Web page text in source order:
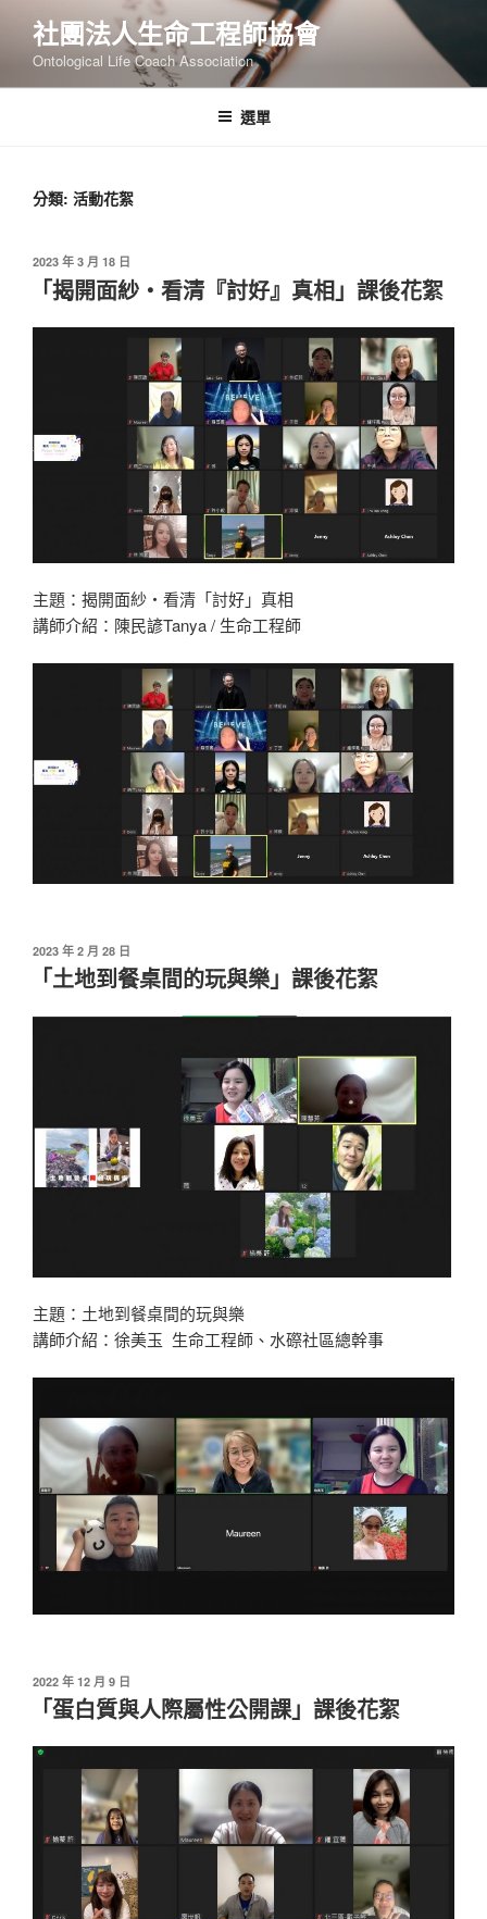
要
社團法人生命工程師協會
Ontological Life Coach Association
選單
分類: 活動花絮
發
2023 年 3 月 18 日
「揭開面紗‧看清『討好』真相」課後花絮
主題：揭開面紗‧看清「討好」真相
講師介紹：陳民諺Tanya / 生命工程師
發
2023 年 2 月 28 日
「土地到餐桌間的玩與樂」課後花絮
主題：土地到餐桌間的玩與樂
講師介紹：徐美玉 生命工程師、水磜社區總幹事
發
2022 年 12 月 9 日
「蛋白質與人際屬性公開課」課後花絮